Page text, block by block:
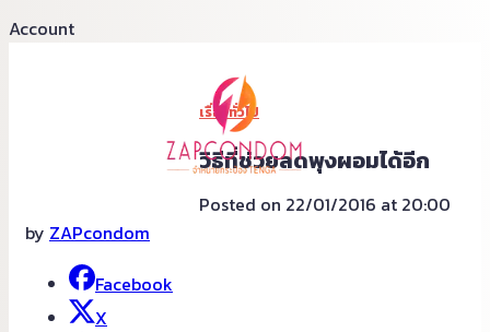
Account
เรื่องทั่วไป
วิธีที่ช่วยลดพุงผอมได้อีก
Posted on 22/01/2016 at 20:00
by ZAPcondom
Facebook
X